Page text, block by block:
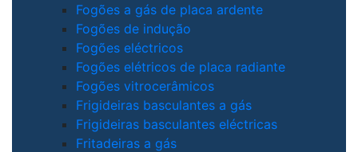
Fogões a gás de placa ardente
Fogões de indução
Fogões eléctricos
Fogões elétricos de placa radiante
Fogões vitrocerâmicos
Frigideiras basculantes a gás
Frigideiras basculantes eléctricas
Fritadeiras a gás